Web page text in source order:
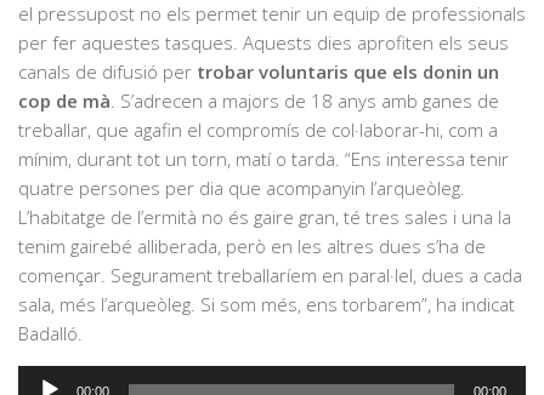
el pressupost no els permet tenir un equip de professionals
per fer aquestes tasques. Aquests dies aprofiten els seus
canals de difusió per trobar voluntaris que els donin un
cop de mà. S’adrecen a majors de 18 anys amb ganes de
treballar, que agafin el compromís de col·laborar-hi, com a
mínim, durant tot un torn, matí o tarda. “Ens interessa tenir
quatre persones per dia que acompanyin l’arqueòleg.
L’habitatge de l’ermità no és gaire gran, té tres sales i una la
tenim gairebé alliberada, però en les altres dues s’ha de
començar. Segurament treballaríem en paral·lel, dues a cada
sala, més l’arqueòleg. Si som més, ens torbarem”, ha indicat
Badalló.
Reproductor
00:00 00:00